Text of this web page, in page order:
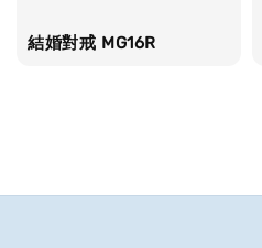
結婚對戒 MG16R